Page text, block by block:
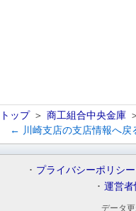
トップ 商工組合中央金庫
← 川崎支店の支店情報へ戻
プライバシーポリシー
運営者
データ更